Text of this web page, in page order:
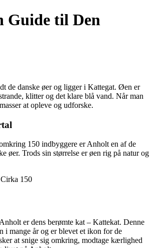
Guide til Den
de danske øer og ligger i Kattegat. Øen er
klitter og det klare blå vand. Når man
at opleve og udforske.
150 indbyggere er Anholt en af de
øer. Trods sin størrelse er øen rig på natur og
Cirka 150
er dens berømte kat – Kattekat. Denne
i mange år og er blevet et ikon for de
at snige sig omkring, modtage kærlighed